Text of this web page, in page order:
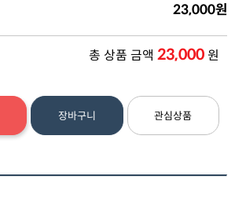
23,000원
총 상품 금액 23,000원
장바구니 관심상품